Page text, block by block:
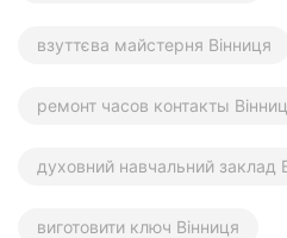
взуттєва майстерня Вінниця
ремонт часов контакты
духовний навчальний заклад
виготовити ключ Вінниця